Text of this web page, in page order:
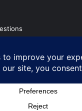
@ cmgtimes.com